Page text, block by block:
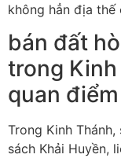
không hẳn địa thế
bán đất
trong
quan
Trong Kinh
sách Khải Huyền,